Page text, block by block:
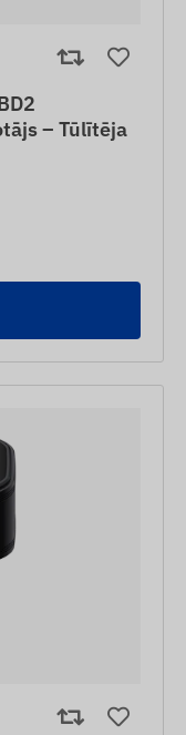
– Tūlītēja